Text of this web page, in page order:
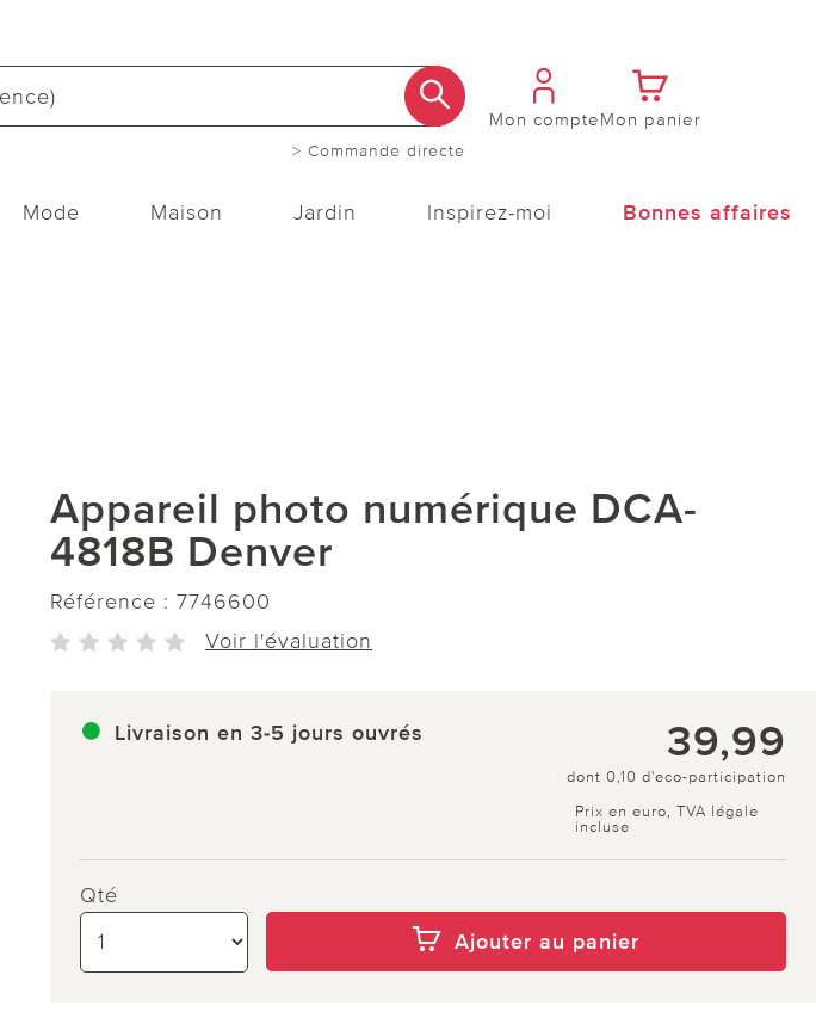
> Commande directe
Mon compteMon panier
Mode Maison Jardin Inspirez-moi Bonnes affaires
Appareil photo numérique DCA-
4818B Denver
Référence : 7746600
Voir l'évaluation
Livraison en 3-5 jours ouvrés 39,99
dont 0,10 d'eco-participation
Prix en euro, TVA légale
incluse
Qté
Ajouter au panier